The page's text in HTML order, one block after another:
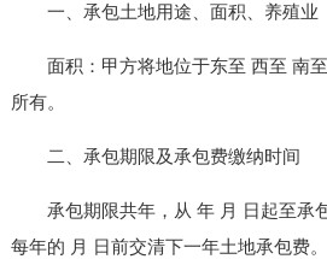
一、承包土地用途、面积、养殖业
面积：甲方将地位于东至 西至 南
所有。
二、承包期限及承包费缴纳时间
承包期限共年，从 年 月 日起至承
每年的 月 日前交清下一年土地承包费。